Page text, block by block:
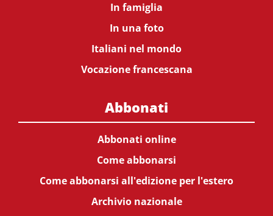
In famiglia
In una foto
Italiani nel mondo
Vocazione francescana
Abbonati
Abbonati online
Come abbonarsi
Come abbonarsi all'edizione per l'estero
Archivio nazionale